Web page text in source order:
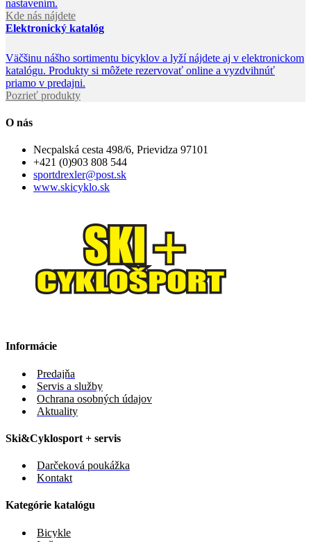
nastavením.
Kde nás nájdete
Elektronický katalóg
Väčšinu nášho sortimentu bicyklov a lyží nájdete aj v elektronickom
katalógu. Produkty si môžete rezervovať online a vyzdvihnúť
priamo v predajni.
Pozrieť produkty
O nás
Necpalská cesta 498/6, Prievidza 97101
+421 (0)903 808 544
sportdrexler@post.sk
www.skicyklo.sk
Informácie
Predajňa
Servis a služby
Ochrana osobných údajov
Aktuality
Ski&Cyklosport + servis
Darčeková poukážka
Kontakt
Kategórie katalógu
Bicykle